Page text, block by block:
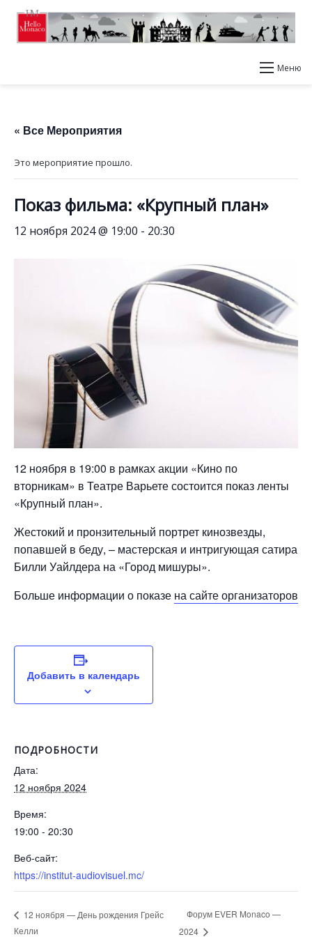
Меню
« Все Мероприятия
Это мероприятие прошло.
Показ фильма: «Крупный план»
12 ноября 2024 @ 19:00 - 20:30
12 ноября в 19:00 в рамках акции «Кино по
вторникам» в Театре Варьете состоится показ ленты
«Крупный план».
Жестокий и пронзительный портрет кинозвезды,
попавшей в беду, – мастерская и интригующая сатира
Билли Уайлдера на «Город мишуры».
Больше информации о показе на сайте организаторов
Добавить в календарь
ПОДРОБНОСТИ
Дата:
12 ноября 2024
Время:
19:00 - 20:30
Веб-сайт:
https://institut-audiovisuel.mc/
12 ноября — День рождения Грейс
Келли
Форум EVER Monaco —
2024